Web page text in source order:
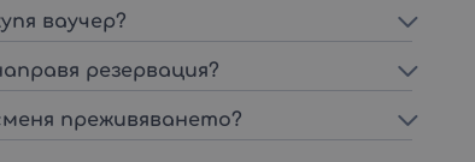
ваучер?
резервация?
преживяването?